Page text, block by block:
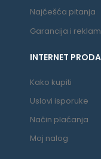
Najčešća pitanja
Garancija i
INTERNET
Kako kupiti
Uslovi isporuke
Način plaćanja
Moj nalog